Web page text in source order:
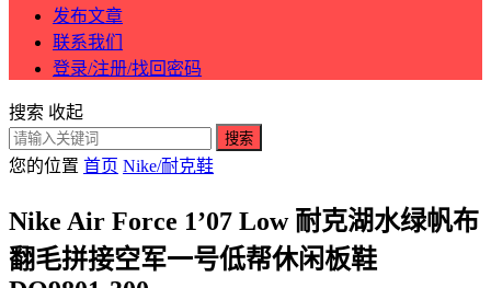
发布文章
联系我们
登录/注册/找回密码
搜索 收起
搜索
您的位置 首页 Nike/耐克鞋
Nike Air Force 1’07 Low 耐克湖水绿帆布
翻毛拼接空军一号低帮休闲板鞋